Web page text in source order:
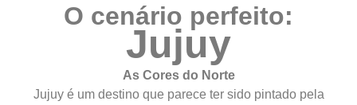
O cenário perfeito:
Jujuy
As Cores do Norte
Jujuy é um destino que parece ter sido pintado pela